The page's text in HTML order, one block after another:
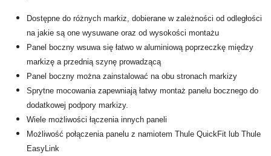
Dostępne do różnych markiz, dobierane w zależności od odległości
na jakie są one wysuwane oraz od wysokości montażu
Panel boczny wsuwa się łatwo w aluminiową poprzeczkę między
markizę a przednią szynę prowadzącą
Panel boczny można zainstalować na obu stronach markizy
Sprytne mocowania zapewniają łatwy montaż panelu bocznego do
dodatkowej podpory markizy.
Wiele możliwości łączenia innych paneli
Możliwość połączenia panelu z namiotem Thule QuickFit lub Thule
EasyLink